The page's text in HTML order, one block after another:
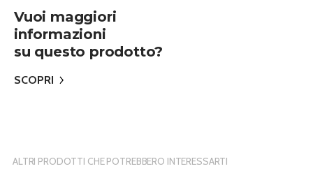
Vuoi maggiori
informazioni
su questo prodotto?
SCOPRI
ALTRI PRODOTTI CHE POTREBBERO INTERESSARTI